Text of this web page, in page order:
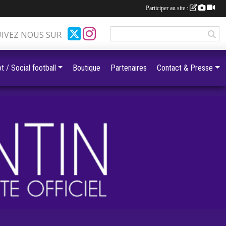
NOUS SUR
/ Social football Boutique Partenaires Contact & Presse
Participer au site :